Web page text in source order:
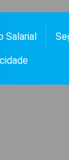
Salarial